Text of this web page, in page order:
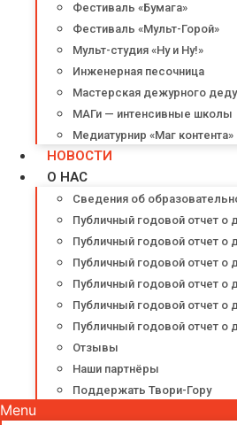
Фестиваль «Бумага»
Фестиваль «Мульт-Горой»
Мульт-студия «Ну и Ну!»
Инженерная песочница
Мастерская дежурного
МАГи — интенсивные школы
Медиатурнир «Маг контента»
НОВОСТИ
О НАС
Сведения об
Публичный годовой отчет о
Публичный годовой отчет о
Публичный годовой отчет о
Публичный годовой отчет о
Публичный годовой отчет о
Публичный годовой отчет о
Отзывы
Наши партнёры
Поддержать Твори-Гору
Menu